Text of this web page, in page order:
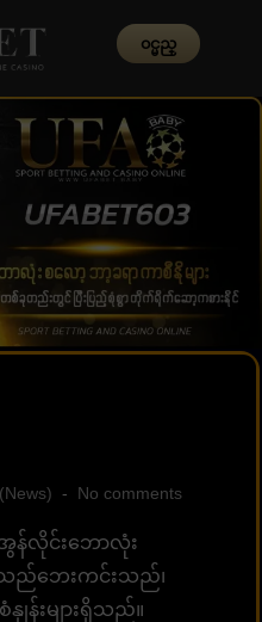
၀င္မည္
No comments
အွန်လိုင်းဘောလုံး
ည်ဘေးကင်းသည်၊
န်းများရှိသည်။